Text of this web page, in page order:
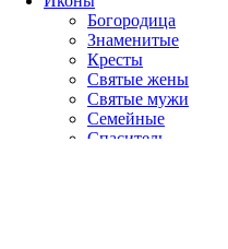
Богородица
Знаменитые
Кресты
Святые жены
Святые мужи
Семейные
Спаситель